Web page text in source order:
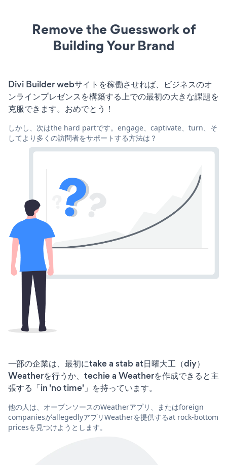
Remove the Guesswork of
Building Your Brand
Divi Builder webサイトを稼働させれば、ビジネスのオ
ンラインプレゼンスを構築する上での最初の大きな課題を
克服できます。おめでとう！
しかし、次はthe hard partです。engage、captivate、turn、そ
してより多くの訪問者をサポートする方法は？
一部の企業は、最初にtake a stab at日曜大工（diy）
Weatherを行うか、techie a Weatherを作成できると主
張する「in 'no time'」を持っています。
他の人は、オープンソースのWeatherアプリ、またはforeign
companiesがallegedlyアプリWeatherを提供するat rock-bottom
pricesを見つけようとします。